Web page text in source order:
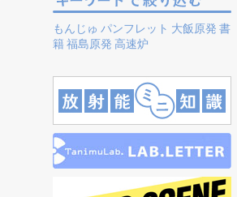
もんじゅ パンフレット 大飯原発 書
籍福島原発 高速炉